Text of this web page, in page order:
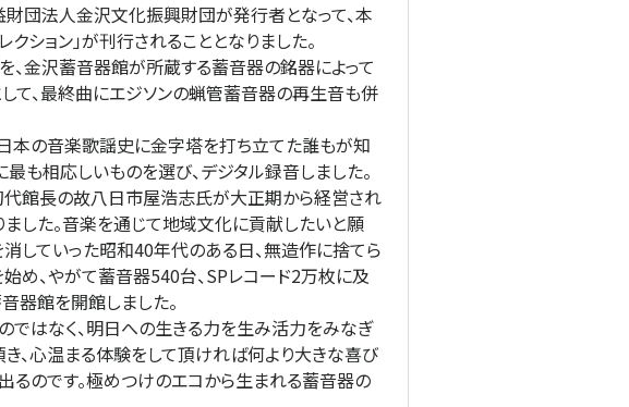
団法人金沢文化振興財団が発行者となって、本
ション」が刊行されることとなりました。
金沢蓄音器館が所蔵する蓄音器の銘器によって
して、最終曲にエジソンの蝋管蓄音器の再生音も併
本の音楽歌謡史に金字塔を打ち立てた誰もが知
も相応しいものを選び、デジタル録音しました。
館長の故八日市屋浩志氏が大正期から経営され
した。音楽を通じて地域文化に貢献したいと願
していった昭和40年代のある日、無造作に捨てら
め、やがて蓄音器540台、SPレコード2万枚に及
器館を開館しました。
はなく、明日への生きる力を生み活力をみなぎ
、心温まる体験をして頂ければ何より大きな喜び
のです。極めつけのエコから生まれる蓄音器の